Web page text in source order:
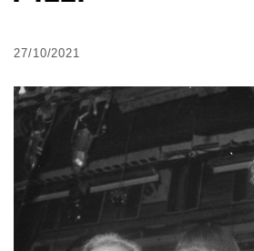
27/10/2021